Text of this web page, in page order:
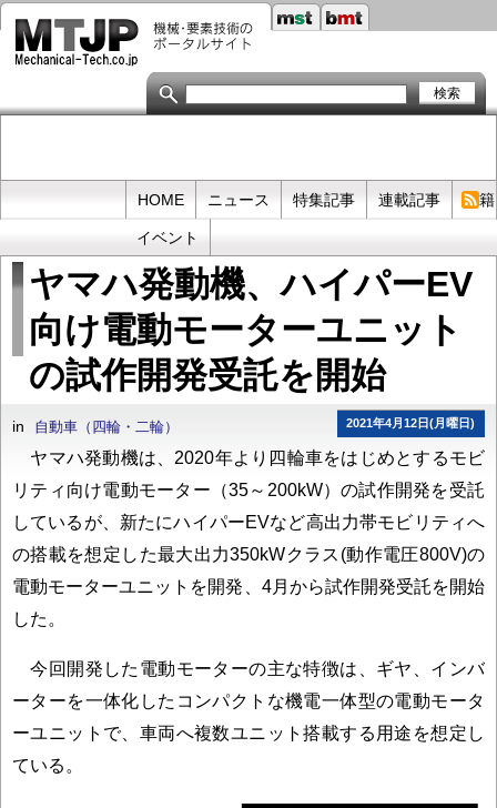
メ
イ
テ
HOME ニュース 特集記事 連載記事 書
イベント
ヤマハ発動機、ハイパーEV
向け電動モーターユニット
の試作開発受託を開始
2021年4月12日(月曜日)
in 自動車（四輪・二輪）
ヤマハ発動機は、2020年より四輪車をはじめとするモビ
リティ向け電動モーター（35～200kW）の試作開発を受託
しているが、新たにハイパーEVなど高出力帯モビリティへ
の搭載を想定した最大出力350kWクラス(動作電圧800V)の
電動モーターユニットを開発、4月から試作開発受託を開始
した。
今回開発した電動モーターの主な特徴は、ギヤ、インバ
ーターを一体化したコンパクトな機電一体型の電動モータ
ーユニットで、車両へ複数ユニット搭載する用途を想定し
ている。